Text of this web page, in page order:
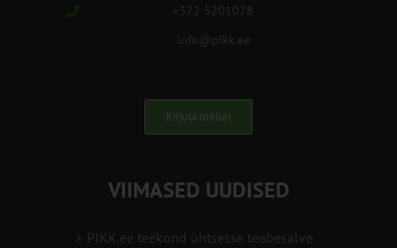
+372 5201078
info@pikk.ee
Kirjuta meile!
VIIMASED UUDISED
PIKK.ee teekond ühtsesse teabesalve